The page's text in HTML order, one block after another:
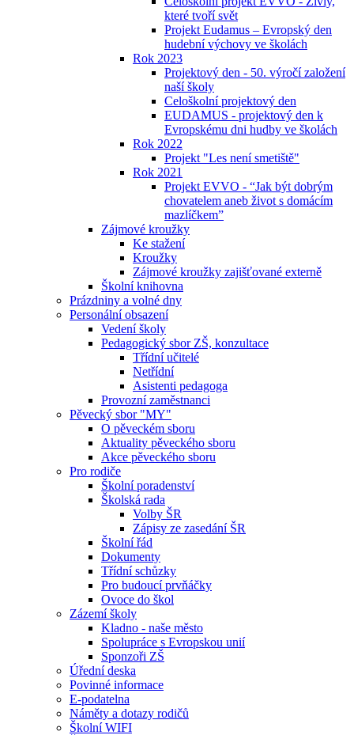
které tvoří svět
Projekt Eudamus – Evropský den
hudební výchovy ve školách
Rok 2023
Projektový den - 50. výročí založení
naší školy
Celoškolní projektový den
EUDAMUS - projektový den k
Evropskému dni hudby ve školách
Rok 2022
Projekt "Les není smetiště"
Rok 2021
Projekt EVVO - “Jak být dobrým
chovatelem aneb život s domácím
mazlíčkem”
Zájmové kroužky
Ke stažení
Kroužky
Zájmové kroužky zajišťované externě
Školní knihovna
Prázdniny a volné dny
Personální obsazení
Vedení školy
Pedagogický sbor ZŠ, konzultace
Třídní učitelé
Netřídní
Asistenti pedagoga
Provozní zaměstnanci
Pěvecký sbor "MY"
O pěveckém sboru
Aktuality pěveckého sboru
Akce pěveckého sboru
Pro rodiče
Školní poradenství
Školská rada
Volby ŠR
Zápisy ze zasedání ŠR
Školní řád
Dokumenty
Třídní schůzky
Pro budoucí prvňáčky
Ovoce do škol
Zázemí školy
Kladno - naše město
Spolupráce s Evropskou unií
Sponzoři ZŠ
Úřední deska
Povinné informace
E-podatelna
Náměty a dotazy rodičů
Školní WIFI